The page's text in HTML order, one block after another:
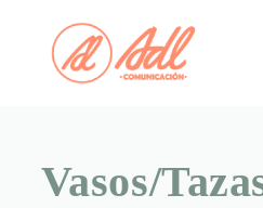
contenido
Vasos/